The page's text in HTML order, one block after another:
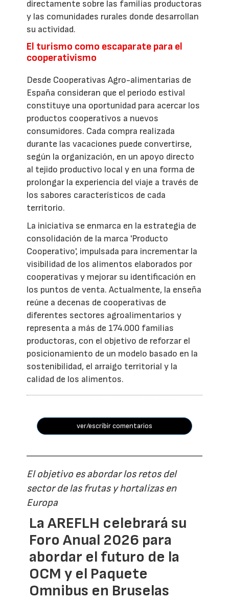
directamente sobre las familias productoras
y las comunidades rurales donde desarrollan
su actividad.
El turismo como escaparate para el
cooperativismo
Desde Cooperativas Agro-alimentarias de
España consideran que el periodo estival
constituye una oportunidad para acercar los
productos cooperativos a nuevos
consumidores. Cada compra realizada
durante las vacaciones puede convertirse,
según la organización, en un apoyo directo
al tejido productivo local y en una forma de
prolongar la experiencia del viaje a través de
los sabores característicos de cada
territorio.
La iniciativa se enmarca en la estrategia de
consolidación de la marca 'Producto
Cooperativo', impulsada para incrementar la
visibilidad de los alimentos elaborados por
cooperativas y mejorar su identificación en
los puntos de venta. Actualmente, la enseña
reúne a decenas de cooperativas de
diferentes sectores agroalimentarios y
representa a más de 174.000 familias
productoras, con el objetivo de reforzar el
posicionamiento de un modelo basado en la
sostenibilidad, el arraigo territorial y la
calidad de los alimentos.
ver/escribir comentarios
El objetivo es abordar los retos del
sector de las frutas y hortalizas en
Europa
La AREFLH celebrará su
Foro Anual 2026 para
abordar el futuro de la
OCM y el Paquete
Omnibus en Bruselas